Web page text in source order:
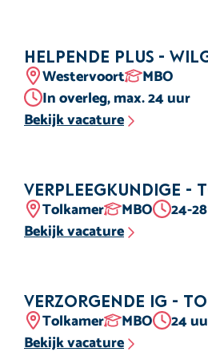
Helpende Plus -
Locatie
Westervoort
MBO
Aantal uur
In overleg, max. 24 uur
Bekijk vacature
Verpleegkundige -
Locatie
Tolkamer MBOAantal
24-
Bekijk vacature
Verzorgende IG -
Locatie
Tolkamer MBOAantal
24
Bekijk vacature